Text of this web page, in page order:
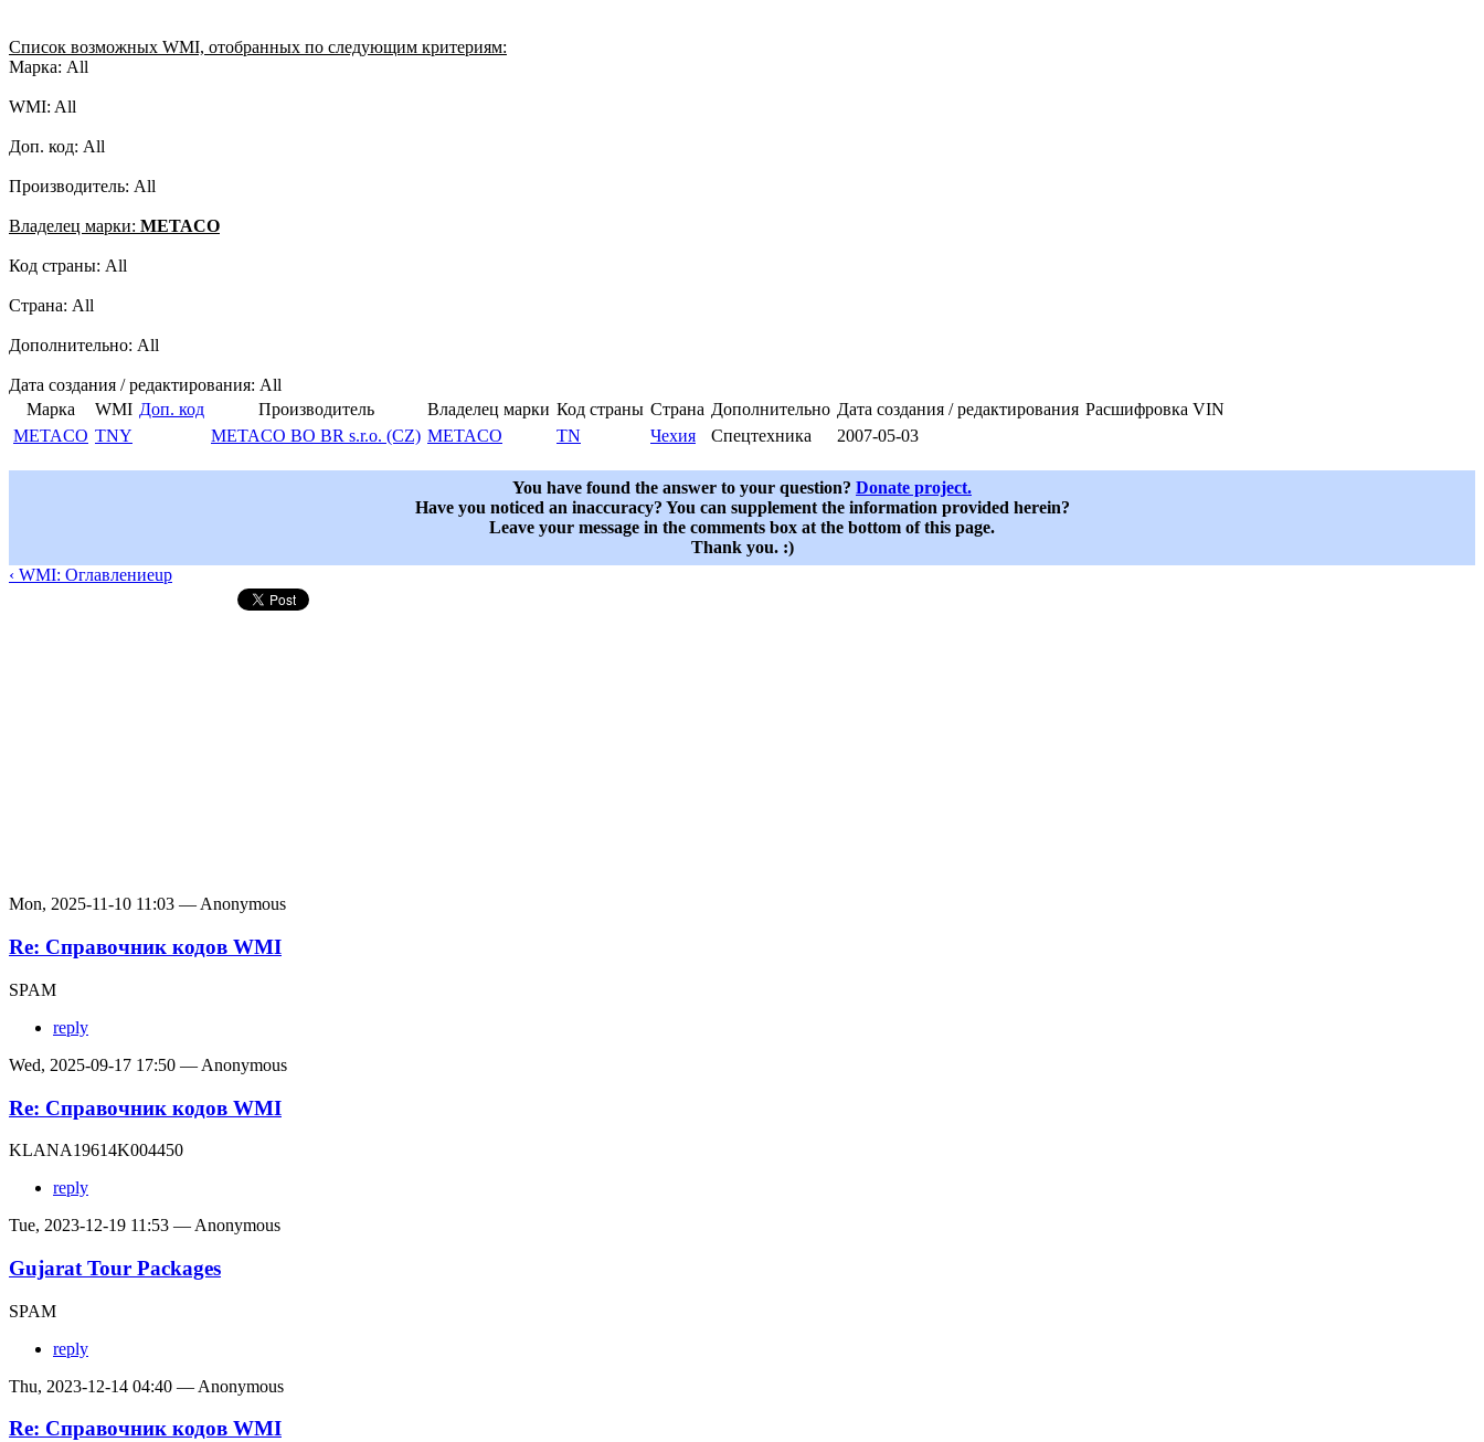
Список возможных WMI, отобранных по следующим критериям:
Марка: All
WMI: All
Доп. код: All
Производитель: All
Владелец марки: METACO
Код страны: All
Страна: All
Дополнительно: All
Дата создания / редактирования: All
Марка
WMI Доп. код Производитель Владелец марки Код страны Страна Дополнительно Дата создания / редактирования Расшифровка VIN
METACO TNY METACO BO BR s.r.o. (CZ) METACO TN Чехия Спецтехника 2007-05-03
You have found the answer to your question? Donate project.
Have you noticed an inaccuracy? You can supplement the information provided herein?
Leave your message in the comments box at the bottom of this page.
Thank you. :)
‹ WMI: Оглавлениеup
Mon, 2025-11-10 11:03 — Anonymous
Re: Справочник кодов WMI
SPAM
reply
Wed, 2025-09-17 17:50 — Anonymous
Re: Справочник кодов WMI
KLANA19614K004450
reply
Tue, 2023-12-19 11:53 — Anonymous
Gujarat Tour Packages
SPAM
reply
Thu, 2023-12-14 04:40 — Anonymous
Re: Справочник кодов WMI